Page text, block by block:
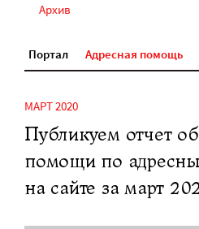
Архив
Портал Адресная помощь
МАРТ 2020
Публикуем отчет
помощи по
на сайте за март